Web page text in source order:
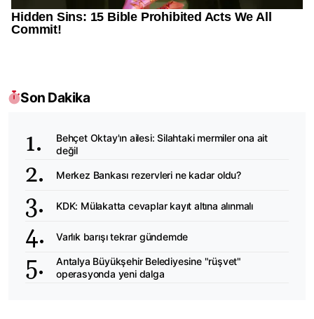
Son Dakika
Behçet Oktay'ın ailesi: Silahtaki mermiler ona ait
değil
Merkez Bankası rezervleri ne kadar oldu?
KDK: Mülakatta cevaplar kayıt altına alınmalı
Varlık barışı tekrar gündemde
Antalya Büyükşehir Belediyesine "rüşvet"
operasyonda yeni dalga